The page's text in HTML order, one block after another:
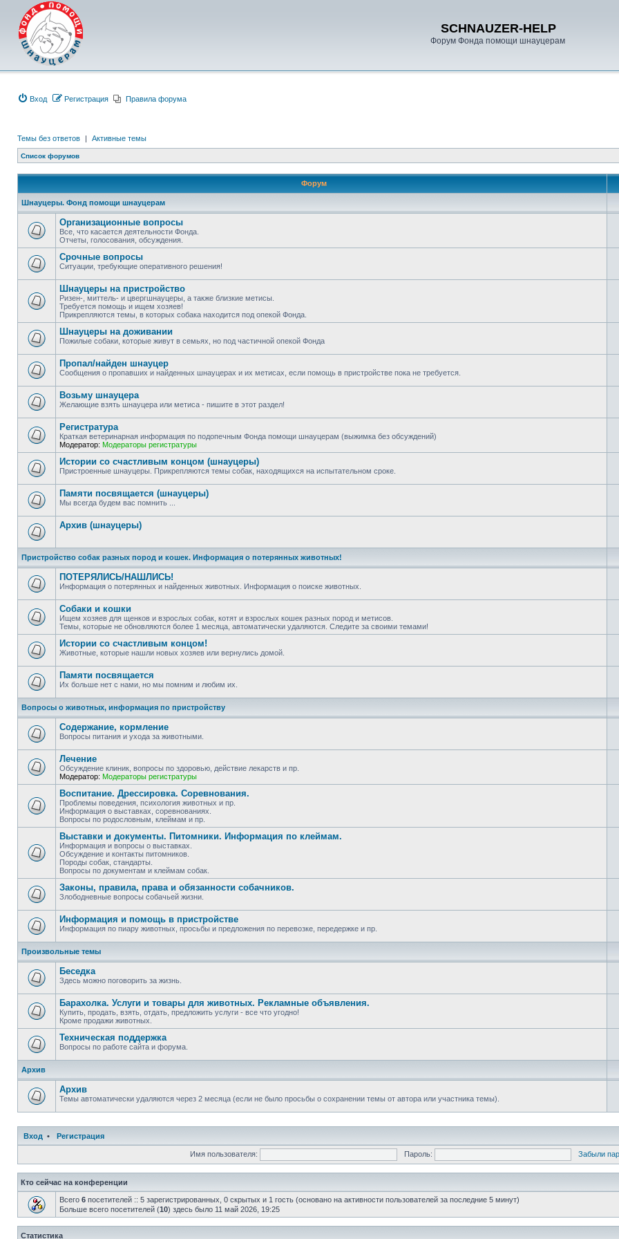
SCHNAUZER-HELP
Форум Фонда помощи шнауцерам
Вход Регистрация Правила форума
Темы без ответов | Активные темы
Список форумов
Форум
Шнауцеры. Фонд помощи шнауцерам
Организационные вопросы
Все, что касается деятельности Фонда.
Отчеты, голосования, обсуждения.
Срочные вопросы
Ситуации, требующие оперативного решения!
Шнауцеры на пристройство
Ризен-, миттель- и цвергшнауцеры, а также близкие метисы.
Требуется помощь и ищем хозяев!
Прикрепляются темы, в которых собака находится под опекой Фонда.
Шнауцеры на доживании
Пожилые собаки, которые живут в семьях, но под частичной опекой Фонда
Пропал/найден шнауцер
Сообщения о пропавших и найденных шнауцерах и их метисах, если помощь в пристройстве пока не требуется.
Возьму шнауцера
Желающие взять шнауцера или метиса - пишите в этот раздел!
Регистратура
Краткая ветеринарная информация по подопечным Фонда помощи шнауцерам (выжимка без обсуждений)
Модератор: Модераторы регистратуры
Истории со счастливым концом (шнауцеры)
Пристроенные шнауцеры. Прикрепляются темы собак, находящихся на испытательном сроке.
Памяти посвящается (шнауцеры)
Мы всегда будем вас помнить ...
Архив (шнауцеры)
Пристройство собак разных пород и кошек. Информация о потерянных животных!
ПОТЕРЯЛИСЬ/НАШЛИСЬ!
Информация о потерянных и найденных животных. Информация о поиске животных.
Собаки и кошки
Ищем хозяев для щенков и взрослых собак, котят и взрослых кошек разных пород и метисов.
Темы, которые не обновляются более 1 месяца, автоматически удаляются. Следите за своими темами!
Истории со счастливым концом!
Животные, которые нашли новых хозяев или вернулись домой.
Памяти посвящается
Их больше нет с нами, но мы помним и любим их.
Вопросы о животных, информация по пристройству
Содержание, кормление
Вопросы питания и ухода за животными.
Лечение
Обсуждение клиник, вопросы по здоровью, действие лекарств и пр.
Модератор: Модераторы регистратуры
Воспитание. Дрессировка. Соревнования.
Проблемы поведения, психология животных и пр.
Информация о выставках, соревнованиях.
Вопросы по родословным, клеймам и пр.
Выставки и документы. Питомники. Информация по клеймам.
Информация и вопросы о выставках.
Обсуждение и контакты питомников.
Породы собак, стандарты.
Вопросы по документам и клеймам собак.
Законы, правила, права и обязанности собачников.
Злободневные вопросы собачьей жизни.
Информация и помощь в пристройстве
Информация по пиару животных, просьбы и предложения по перевозке, передержке и пр.
Произвольные темы
Беседка
Здесь можно поговорить за жизнь.
Барахолка. Услуги и товары для животных. Рекламные объявления.
Купить, продать, взять, отдать, предложить услуги - все что угодно!
Кроме продажи животных.
Техническая поддержка
Вопросы по работе сайта и форума.
Архив
Архив
Темы автоматически удаляются через 2 месяца (если не было просьбы о сохранении темы от автора или участника темы).
Вход • Регистрация
Имя пользователя: Пароль: Забыли
Кто сейчас на конференции
Всего 6 посетителей :: 5 зарегистрированных, 0 скрытых и 1 гость (основано на активности пользователей за последние 5 минут)
Больше всего посетителей (10) здесь было 11 май 2026, 19:25
Статистика